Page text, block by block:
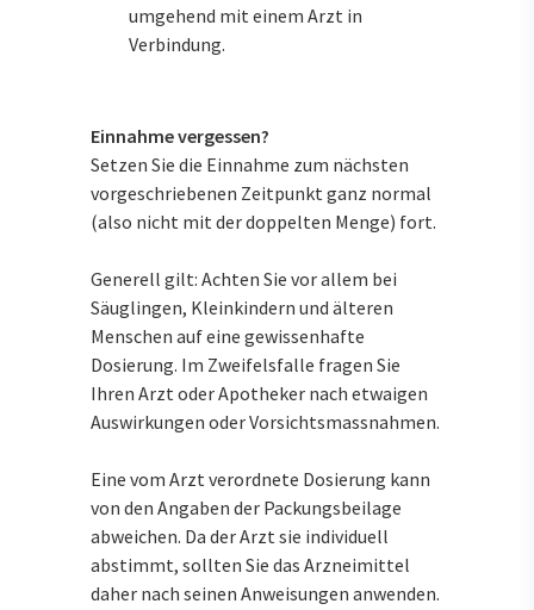
umgehend mit einem Arzt in
Verbindung.
Einnahme vergessen?
Setzen Sie die Einnahme zum nächsten
vorgeschriebenen Zeitpunkt ganz normal
(also nicht mit der doppelten Menge) fort.
Generell gilt: Achten Sie vor allem bei
Säuglingen, Kleinkindern und älteren
Menschen auf eine gewissenhafte
Dosierung. Im Zweifelsfalle fragen Sie
Ihren Arzt oder Apotheker nach etwaigen
Auswirkungen oder Vorsichtsmassnahmen.
Eine vom Arzt verordnete Dosierung kann
von den Angaben der Packungsbeilage
abweichen. Da der Arzt sie individuell
abstimmt, sollten Sie das Arzneimittel
daher nach seinen Anweisungen anwenden.